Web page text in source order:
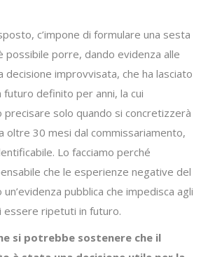
c’impone di formulare una sesta
possibile porre, dando evidenza alle
decisione improvvisata, che ha lasciato
futuro definito per anni, la cui
solo quando si concretizzerà
oltre 30 mesi dal commissariamento,
Lo facciamo perché
che le esperienze negative del
pubblica che impedisca agli
essere ripetuti in futuro.
si potrebbe sostenere che il